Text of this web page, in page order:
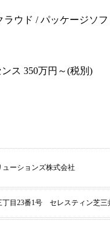
ラウド / パッケージソフ
ス 350万円～(税別)
ューションズ株式会社
丁目23番1号 セレスティン芝三